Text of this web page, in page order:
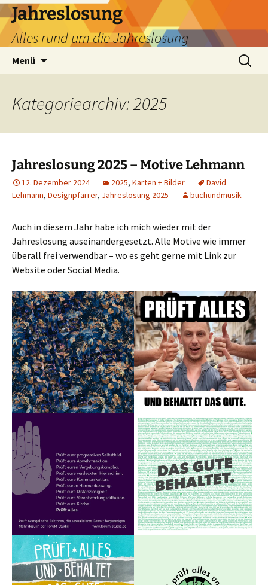
Zum
Inhalt
springen
Jahreslosung
Alles rund um die Jahreslosung
Menü
Suchen
nach:
Kategoriearchiv: 2025
Jahreslosung 2025 – Motive Lehmann
12. Dezember 2024 2025, Karten + Bilder
David
Lehmann, Designpfarrer, Jahreslosung 2025 buchundmusik
Auch in diesem Jahr habe ich mich wieder mit der
Jahreslosung auseinandergesetzt. Alle Motive wie immer
überall frei verwendbar – wo es geht gerne mit Link zur
Website oder Social Media.